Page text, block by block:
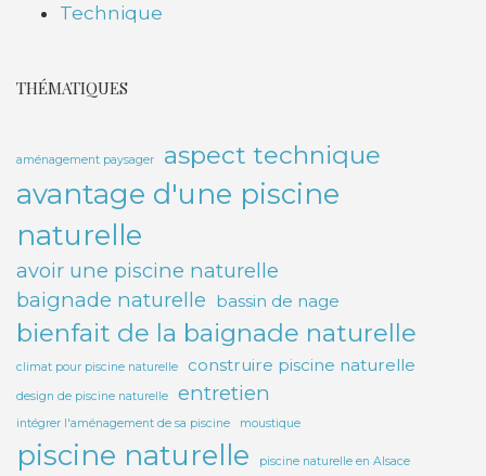
Technique
THÉMATIQUES
aménagement paysager aspect technique
avantage d'une piscine
naturelle
avoir une piscine naturelle
baignade naturelle bassin de nage
bienfait de la baignade naturelle
climat pour piscine naturelle construire piscine naturelle
design de piscine naturelle entretien
intégrer l'aménagement de sa piscine moustique
piscine naturelle piscine naturelle en Alsace